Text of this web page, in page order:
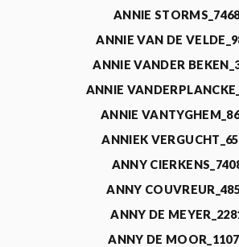
ANNIE
ANNIE VAN DE
ANNIE VANDER
ANNIE
ANNIE
ANNIEK
ANNY
ANNY
ANNY DE
ANNY DE